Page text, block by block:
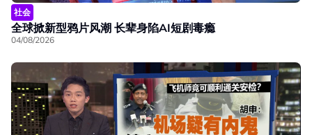
社会
全球掀新型鸦片风潮 长辈身陷AI短剧毒瘾
04/08/2026